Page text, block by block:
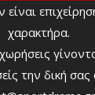
χαρακτήρα.
την δική